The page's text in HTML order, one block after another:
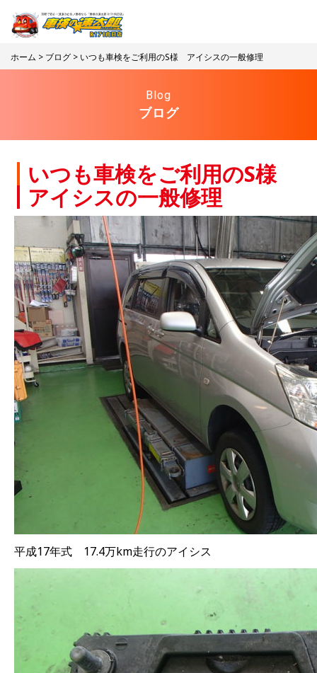
ホーム > ブログ > いつも車検をご利用のS様 アイシスの一般修理
Blog
ブログ
いつも車検をご利用のS様
アイシスの一般修理
平成17年式 17.4万km走行のアイシス